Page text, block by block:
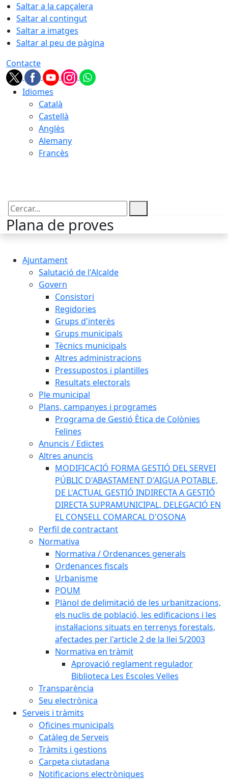
Saltar a la capçalera
Saltar al contingut
Saltar a imatges
Saltar al peu de pàgina
Contacte
Idiomes
Català
Castellà
Anglès
Alemany
Francès
Cercar:
Plana de proves
Ajuntament
Salutació de l'Alcalde
Govern
Consistori
Regidories
Grups d'interès
Grups municipals
Tècnics municipals
Altres administracions
Pressupostos i plantilles
Resultats electorals
Ple municipal
Plans, campanyes i programes
Programa de Gestió Ètica de Colònies
Felines
Anuncis / Edictes
Altres anuncis
MODIFICACIÓ FORMA GESTIÓ DEL SERVEI
PÚBLIC D'ABASTAMENT D'AIGUA POTABLE,
DE L'ACTUAL GESTIÓ INDIRECTA A GESTIÓ
DIRECTA SUPRAMUNICIPAL, DELEGACIÓ EN
EL CONSELL COMARCAL D'OSONA
Perfil de contractant
Normativa
Normativa / Ordenances generals
Ordenances fiscals
Urbanisme
POUM
Plànol de delimitació de les urbanitzacions,
els nuclis de població, les edificacions i les
instal·lacions situats en terrenys forestals,
afectades per l'article 2 de la llei 5/2003
Normativa en tràmit
Aprovació reglament regulador
Biblioteca Les Escoles Velles
Transparència
Seu electrònica
Serveis i tràmits
Oficines municipals
Catàleg de Serveis
Tràmits i gestions
Carpeta ciutadana
Notificacions electròniques